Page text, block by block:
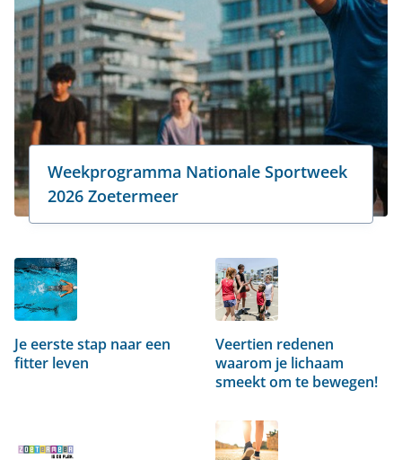
Weekprogramma Nationale Sportweek
2026 Zoetermeer
Je eerste stap naar een
fitter leven
Veertien redenen
waarom je lichaam
smeekt om te bewegen!